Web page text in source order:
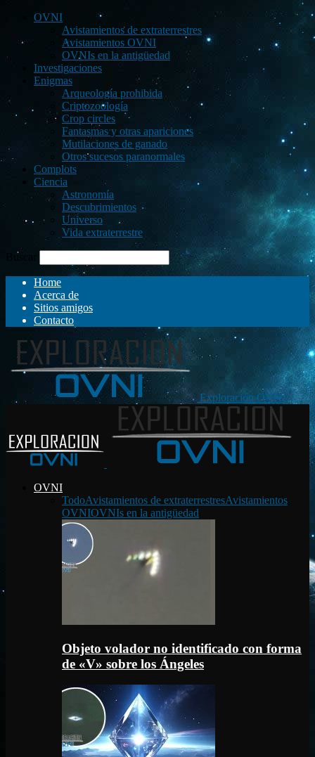
OVNI
Avistamientos de extraterrestres
Avistamientos OVNI
OVNIs en la antigüedad
Investigaciones
Enigmas
Arqueología prohibida
Criptozoología
Crop circles
Fantasmas y otras apariciones
Mutilaciones de ganado
Otros sucesos paranormales
Complots
Ciencia
Astronomía
Descubrimientos
Universo
Vida extraterrestre
Buscar
Home
Acerca de
Sitios amigos
Contacto
Exploración OVNI
OVNI
TodoAvistamientos de extraterrestresAvistamientos
OVNIOVNIs en la antigüedad
Objeto volador no identificado con forma
de «V» sobre los Ángeles